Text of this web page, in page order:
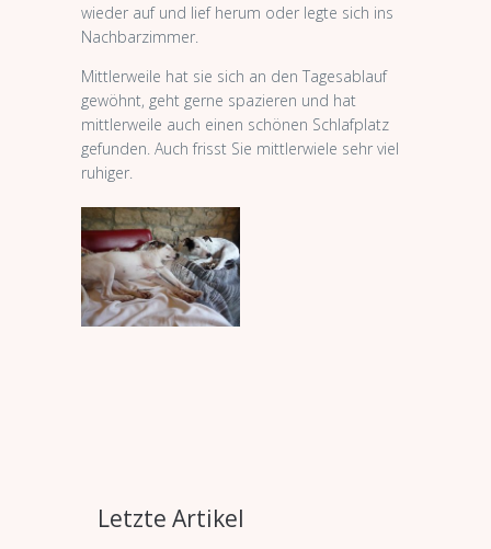
wieder auf und lief herum oder legte sich ins
Nachbarzimmer.
Mittlerweile hat sie sich an den Tagesablauf
gewöhnt, geht gerne spazieren und hat
mittlerweile auch einen schönen Schlafplatz
gefunden. Auch frisst Sie mittlerwiele sehr viel
ruhiger.
Letzte Artikel